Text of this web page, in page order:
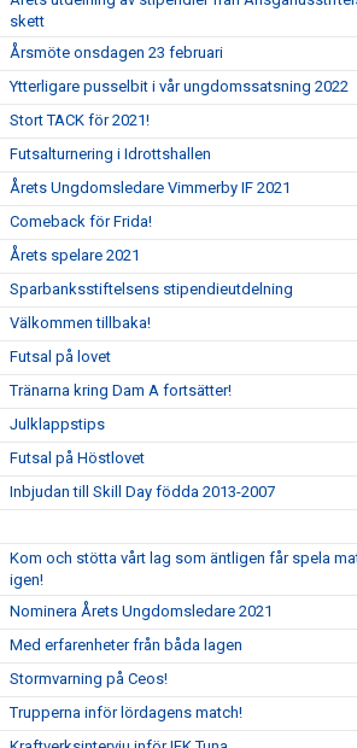
skett
Årsmöte onsdagen 23 februari
Ytterligare pusselbit i vår ungdomssatsning 2022
Stort TACK för 2021!
Futsalturnering i Idrottshallen
Årets Ungdomsledare Vimmerby IF 2021
Comeback för Frida!
Årets spelare 2021
Sparbanksstiftelsens stipendieutdelning
Välkommen tillbaka!
Futsal på lovet
Tränarna kring Dam A fortsätter!
Julklappstips
Futsal på Höstlovet
Inbjudan till Skill Day födda 2013-2007
Kom och stötta vårt lag som äntligen får spela
igen!
Nominera Årets Ungdomsledare 2021
Med erfarenheter från båda lagen
Stormvarning på Ceos!
Trupperna inför lördagens match!